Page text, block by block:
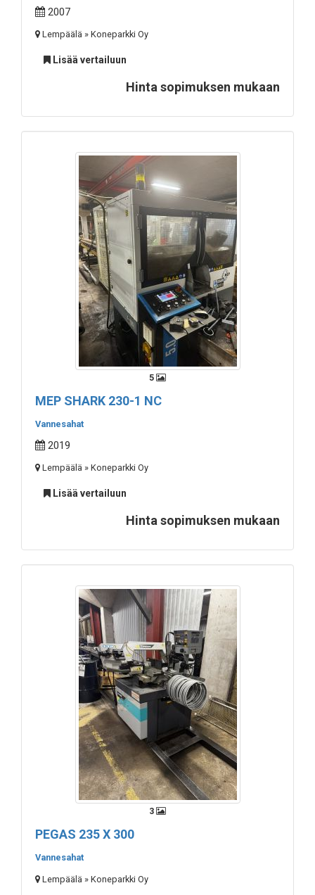
2007
Lempäälä » Koneparkki Oy
Lisää vertailuun
Hinta sopimuksen mukaan
5
MEP SHARK 230-1 NC
Vannesahat
2019
Lempäälä » Koneparkki Oy
Lisää vertailuun
Hinta sopimuksen mukaan
3
PEGAS 235 X 300
Vannesahat
Lempäälä » Koneparkki Oy